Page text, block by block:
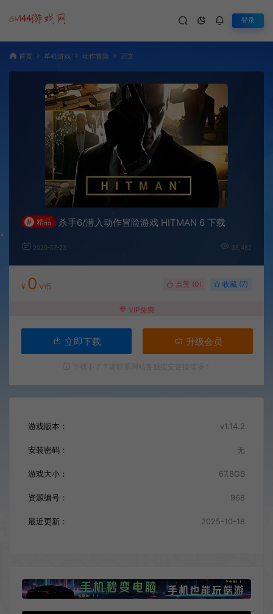
登录
首页 单机游戏 动作冒险 正文
# 精品 杀手6/潜入动作冒险游戏 HITMAN 6 下载
2020-07-23 35,482
¥ 0 V币 点赞 (0) 收藏 (7)
VIP免费
立即下载 升级会员
游戏版本： v1.14.2
安装密码： 无
游戏大小： 67.8GB
资源编号： 968
最近更新： 2025-10-18